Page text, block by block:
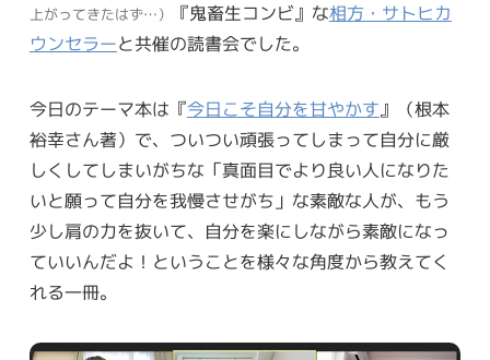
上がってきたはず…）
『鬼畜生コンビ』な相方・サトヒカ
ウンセラーと共催の読書会でした。
今日のテーマ本は『今日こそ自分を甘やかす』（根本
裕幸さん著）で、ついつい頑張ってしまって自分に厳
しくしてしまいがちな「真面目でより良い人になりた
いと願って自分を我慢させがち」な素敵な人が、もう
少し肩の力を抜いて、自分を楽にしながら素敵になっ
ていいんだよ！ということを様々な角度から教えてく
れる一冊。